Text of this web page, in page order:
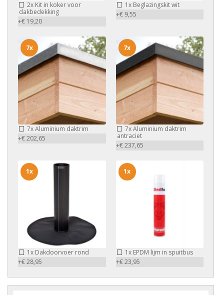
2x Kit in koker voor
dakbedekking
+€ 19,20
1xBeglazingskit wit
+€ 9,55
7xAluminium daktrim
+€ 202,65
7x
7xAluminium daktrim
antraciet
+€ 237,65
7x
1x Dakdoorvoer rond
+€ 28,95
1x
1xEPDM lijm in spuitbus
+€ 23,95
1x